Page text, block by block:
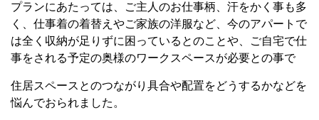
プランにあたっては、ご主人のお仕事柄、汗をかく事も多
く、仕事着の着替えやご家族の洋服など、今のアパートで
は全く収納が足りずに困っているとのことや、ご自宅で仕
事をされる予定の奥様のワークスペースが必要との事で
住居スペースとのつながり具合や配置をどうするかなどを
悩んでおられました。